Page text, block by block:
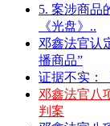
5. 案涉商品
《光盘》..
邓鑫法官认
播商品”
证据不实：
邓鑫法官八
判案